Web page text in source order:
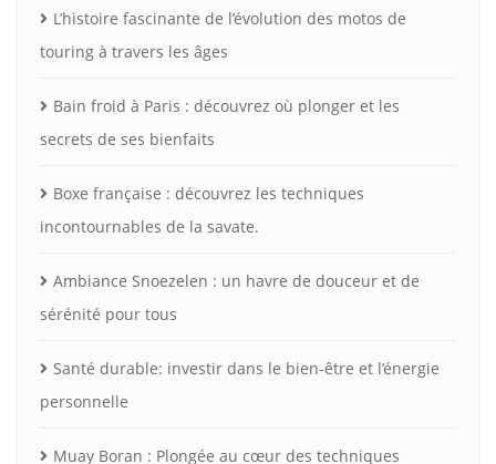
L’histoire fascinante de l’évolution des motos de
touring à travers les âges
Bain froid à Paris : découvrez où plonger et les
secrets de ses bienfaits
Boxe française : découvrez les techniques
incontournables de la savate.
Ambiance Snoezelen : un havre de douceur et de
sérénité pour tous
Santé durable: investir dans le bien-être et l’énergie
personnelle
Muay Boran : Plongée au cœur des techniques